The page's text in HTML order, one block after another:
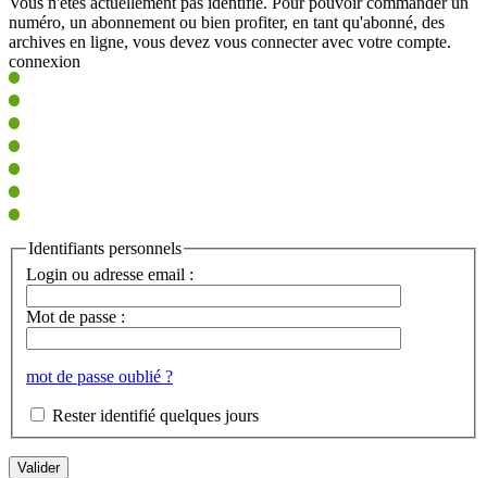
numéro, un abonnement ou bien profiter, en tant qu'abonné, des
archives en ligne, vous devez vous connecter avec votre compte.
connexion
Identifiants personnels
Login ou adresse email :
Mot de passe :
mot de passe oublié ?
Rester identifié quelques jours